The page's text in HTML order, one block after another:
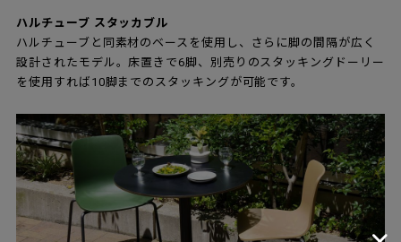
ハルチューブ スタッカブル
ハルチューブと同素材のベースを使用し、さらに脚の間隔が広く
設計されたモデル。床置きで6脚、別売りのスタッキングドーリー
を使用すれば10脚までのスタッキングが可能です。